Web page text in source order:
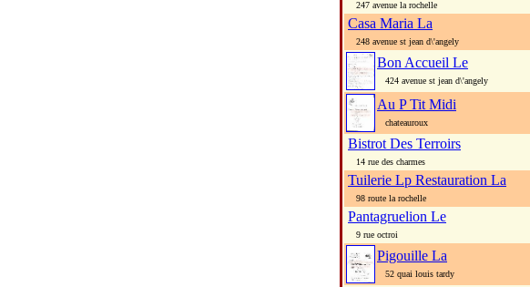
247 avenue la rochelle
Casa Maria La
248 avenue st jean d\'angely
Bon Accueil Le
424 avenue st jean d\'angely
Au P Tit Midi
chateauroux
Bistrot Des Terroirs
14 rue des charmes
Tuilerie Lp Restauration La
98 route la rochelle
Pantagruelion Le
9 rue octroi
Pigouille La
52 quai louis tardy